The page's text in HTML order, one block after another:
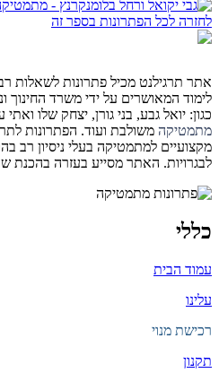
לחזרה לכל הפתרונות בספר זה
אתר תרגילנט מכיל פתרונות לשאלות
לימוד המאושרים על ידי משרד החינוך
כגון: יואל גבע, בני גורן, יצחק שלו ואתי
מתמטיקה משולבת ועוד. הפתרונות
מקצועיים למתמטיקה בעלי ניסיון רב
לבגרויות. האתר מסייע בעזרה בהכנת
כללי
עמוד הבית
עלינו
רכישת מנוי
תקנון